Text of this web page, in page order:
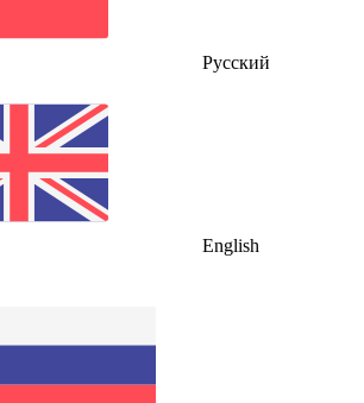
Русский
English